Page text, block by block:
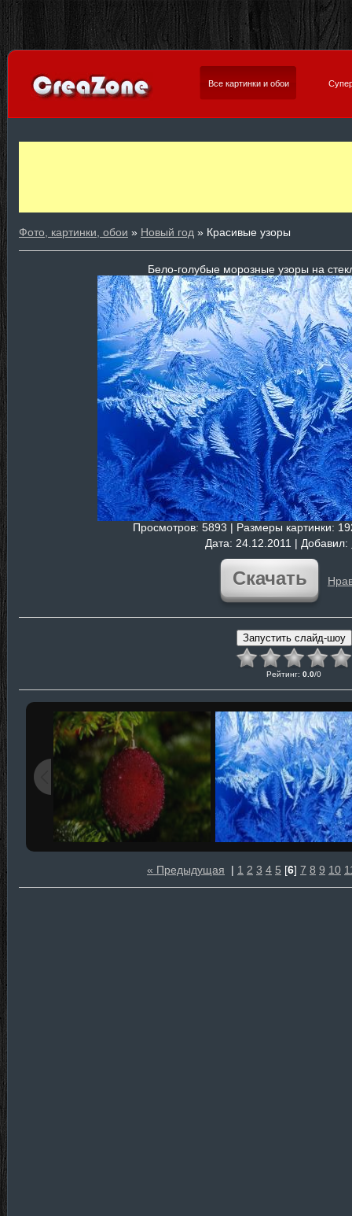
Все картинки и обои
Фото, картинки, обои » Новый год » Красивые узоры
Бело-голубые морозные узоры на
Просмотров: 5893 | Размеры картинки:
Дата: 24.12.2011 | Добавил:
Скачать
Рейтинг: 0.0/0
« Предыдущая | 1 2 3 4 5 [6] 7 8 9 10